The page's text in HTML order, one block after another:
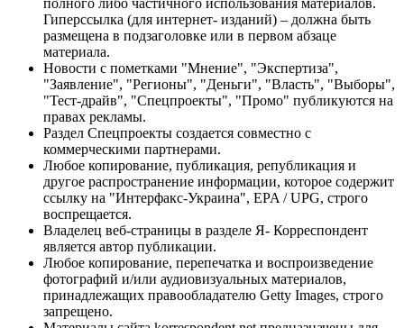
Гиперссылка (для интернет- изданий) – должна быть
размещена в подзаголовке или в первом абзаце
материала.
Новости с пометками "Мнение", "Экспертиза",
"Заявление", "Регионы", "Деньги", "Власть", "Выборы",
"Тест-драйв", "Спецпроекты", "Промо" публикуются на
правах рекламы.
Раздел Спецпроекты создается совместно с
коммерческими партнерами.
Любое копирование, публикация, републикация и
другое распространение информации, которое содержит
ссылку на "Интерфакс-Украина", EPA / UPG, строго
воспрещается.
Владелец веб-страницы в разделе Я- Корреспондент
является автор публикации.
Любое копирование, перепечатка и воспроизведение
фотографий и/или аудиовизуальных материалов,
принадлежащих правообладателю Getty Images, строго
запрещено.